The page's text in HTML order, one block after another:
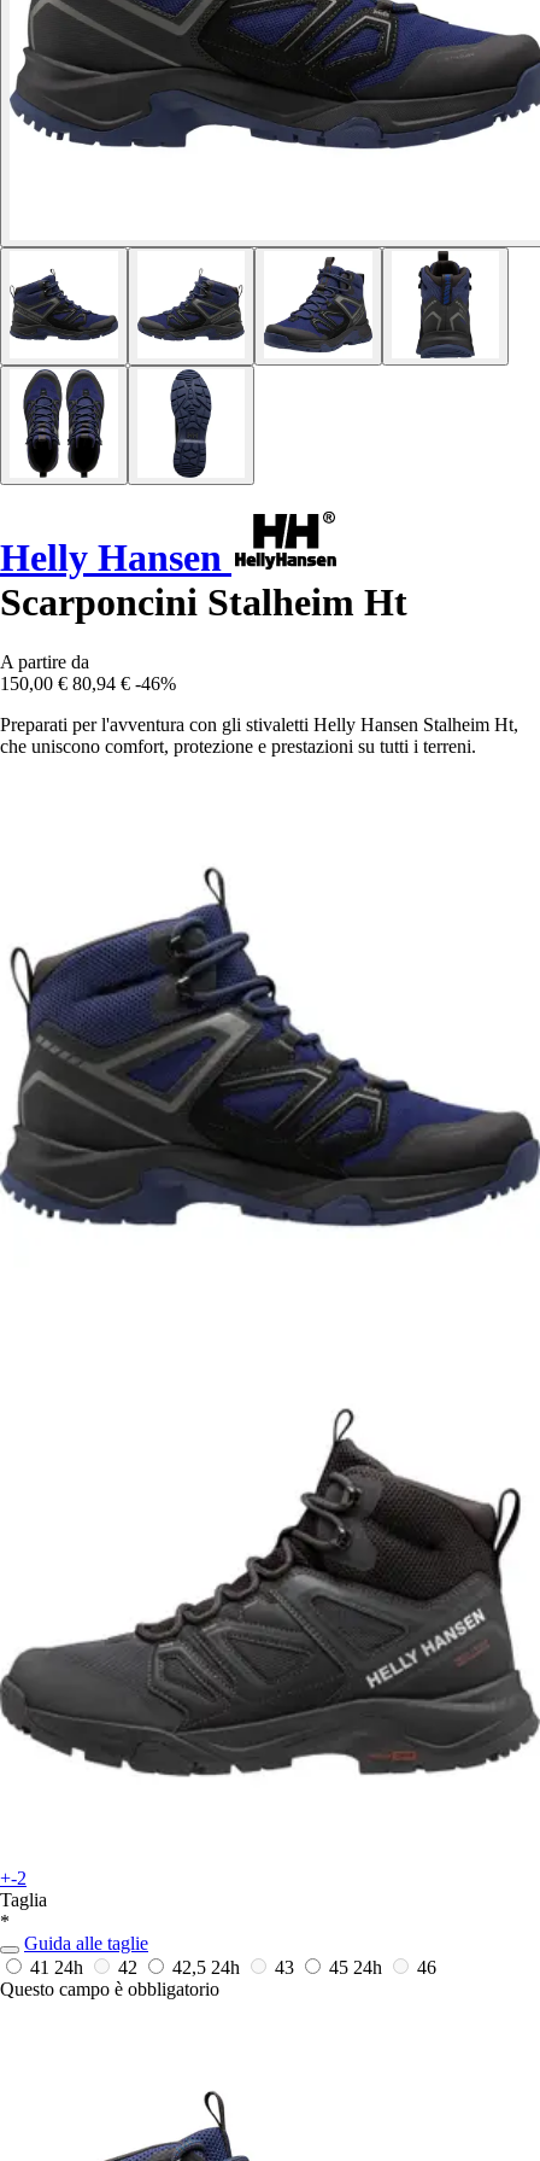
Helly Hansen
Scarponcini Stalheim Ht
A partire da
150,00 € 80,94 € -46%
Preparati per l'avventura con gli stivaletti Helly Hansen Stalheim Ht,
che uniscono comfort, protezione e prestazioni su tutti i terreni.
+-2
Taglia
*
Guida alle taglie
41 24h 42 42,5 24h 43 45 24h
46
Questo campo è obbligatorio